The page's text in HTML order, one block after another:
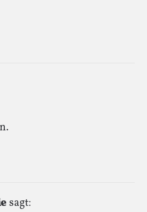
sagt: